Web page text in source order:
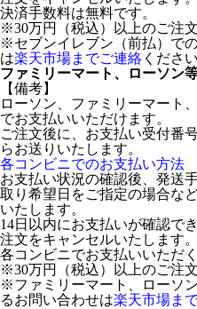
決済手数料は無料です。
※30万円（税込）以上のご注
※セブンイレブン（前払）で
は楽天市場までご連絡 ください
ファミリーマート、ローソン等
【備考】
ローソン、ファミリーマート
でお支払いいただけます。
ご注文後に、お支払い受付番
らお送りいたします。
各コンビニでのお支払い方法
お支払い状況の確認後、発送
取り希望日をご指定の場合な
いたします。
14日以内にお支払いが確認で
注文をキャンセルいたします。
各コンビニでお支払いいただ
※30万円（税込）以上のご注
※ファミリーマート、ローソ
るお問い合わせは楽天市場ま